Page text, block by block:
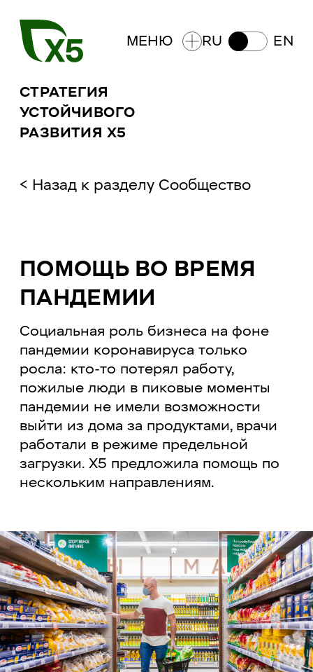
СТРАТЕГИЯ
УСТОЙЧИВОГО
РАЗВИТИЯ X5 ​​
МЕНЮ RU EN
< Назад к разделу Сообщество
ПОМОЩЬ ВО ВРЕМЯ
ПАНДЕМИИ
Социальная роль бизнеса на фоне
пандемии коронавируса только
росла: кто-то потерял работу,
пожилые люди в пиковые моменты
пандемии не имели возможности
выйти из дома за продуктами, врачи
работали в режиме предельной
загрузки. X5 предложила помощь по
нескольким направлениям.